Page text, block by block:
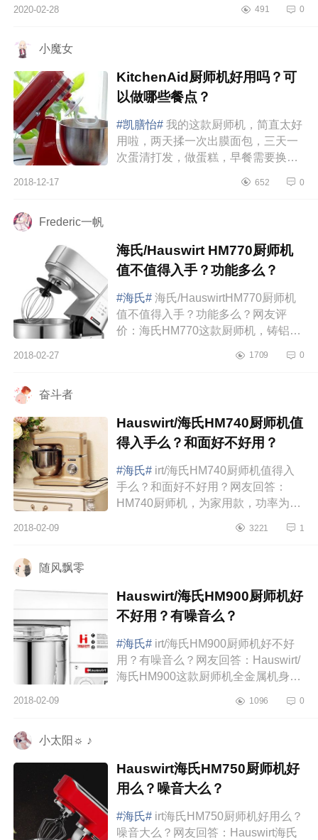
2020-02-28 491 0
小魔女
KitchenAid厨师机好用吗？可
以做哪些餐点？
#凯膳怡# 我的这款厨师机，简直太好
用啦，两天揉一次出膜面包，三天一
次蛋清打发，做蛋糕，早餐需要换花
的活都是厨师机搞定，我用的得心...
2018-12-17 652 0
Frederic一帆
海氏/Hauswirt HM770厨师机
值不值得入手？功能多么？
#海氏# 海氏/HauswirtHM770厨师机
值不值得入手？功能多么？网友评
价：海氏HM770这款厨师机，铸铝机
劲；优质金属齿轮，电机寿命长且能
2018-02-27 1709 0
奋斗者
Hauswirt/海氏HM740厨师机值
得入手么？和面好不好用？
#海氏# irt/海氏HM740厨师机值得入
手么？和面好不好用？网友回答：
HM740厨师机，为家用款，功率为
档，最长连续工作时间不能超过10分
2018-02-09 3221 1
随风飘零
Hauswirt/海氏HM900厨师机好
不好用？有噪音么？
#海氏# irt/海氏HM900厨师机好不好
用？有噪音么？网友回答：Hauswirt/
海氏HM900这款厨师机全金属机身，
揉面盆，11个档位，精细无极调速，
2018-02-09 1096 0
小太阳☼ ♪
Hauswirt海氏HM750厨师机好
用么？噪音大么？
#海氏# irt海氏HM750厨师机好用么？
噪音大么？网友回答：Hauswirt海氏